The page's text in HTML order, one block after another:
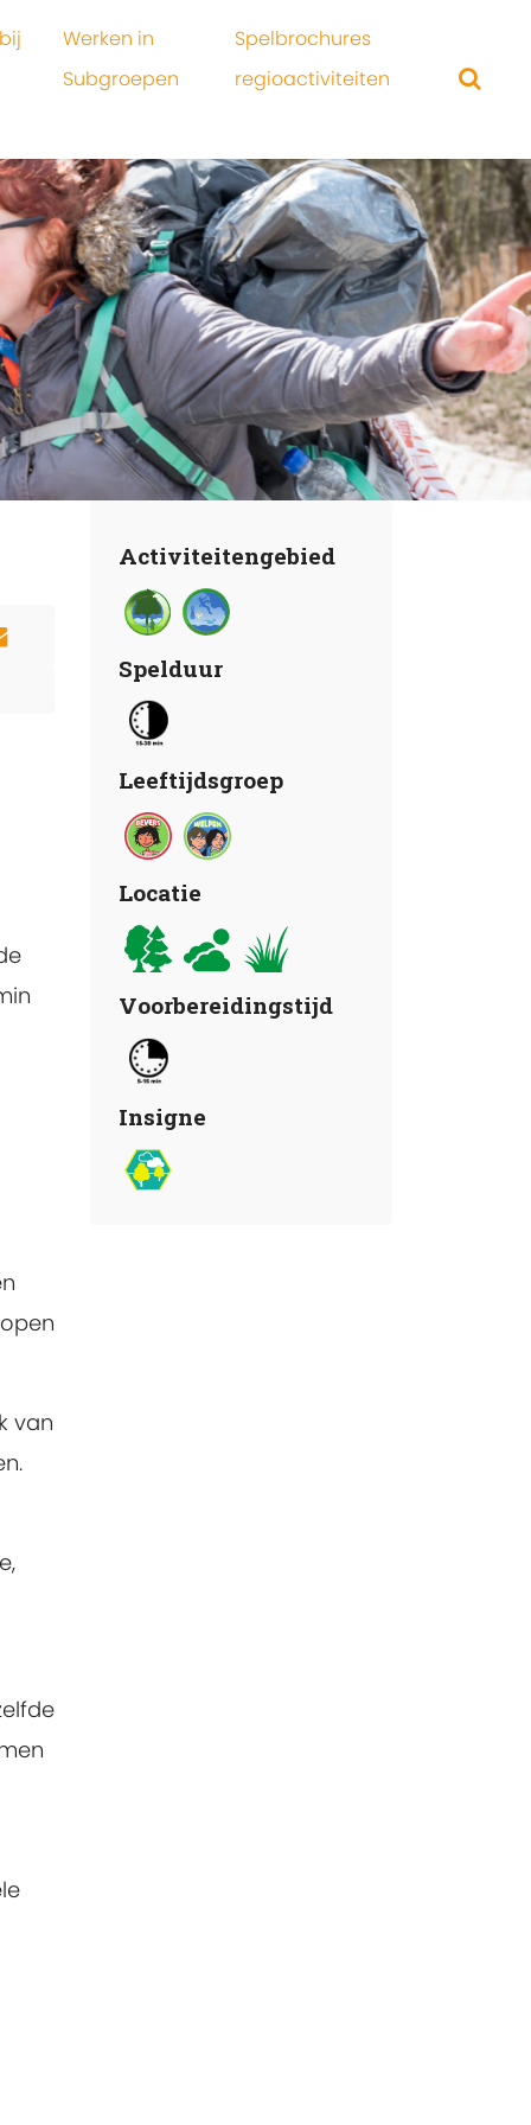
Werken in
Subgroepen
Spelbrochures
regioactiviteiten
van
Activiteitengebied
Spelduur
Leeftijdsgroep
Locatie
Voorbereidingstijd
Insigne